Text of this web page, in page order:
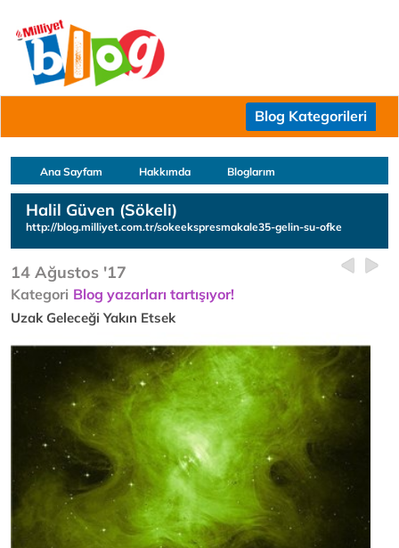
Blog Kategorileri
Ana Sayfam Hakkımda Bloglarım
Halil Güven (Sökeli)
http://blog.milliyet.com.tr/sokeekspresmakale35-gelin-su-ofke
14 Ağustos '17
Kategori Blog yazarları tartışıyor!
Uzak Geleceği Yakın Etsek